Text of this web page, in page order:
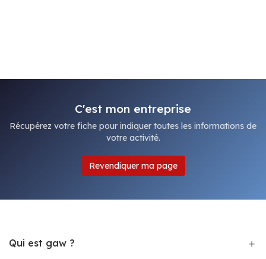
C'est mon entreprise
Récupérez votre fiche pour indiquer toutes les informations de
votre activité.
Revendiquer ma page
Qui est gaw ?